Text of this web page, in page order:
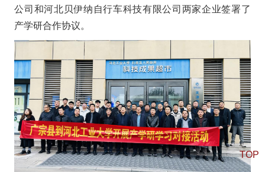
公司和河北贝伊纳自行车科技有限公司两家企业签署了
产学研合作协议。
TOP